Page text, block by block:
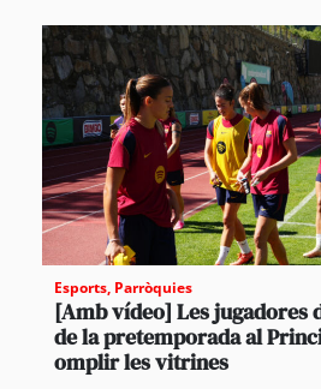
Esports, Parròquies
[Amb vídeo] Les jugadores
de la pretemporada al
omplir les vitrines